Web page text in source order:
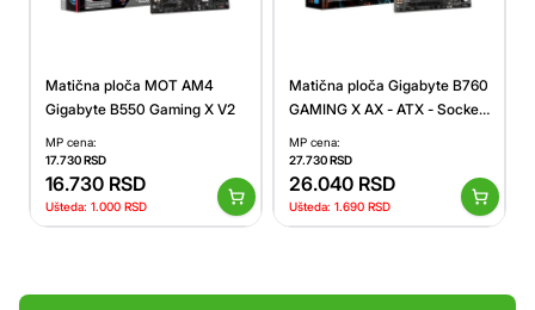
Matična ploča MOT AM4
Gigabyte B550 Gaming X V2
MP cena:
17.730RSD
16.730 RSD
Ušteda: 1.000 RSD
Matična ploča Gigabyte B760
GAMING X AX - ATX - Socket
LGA 1700 - Intel
MP cena:
27.730RSD
26.040 RSD
Ušteda: 1.690 RSD